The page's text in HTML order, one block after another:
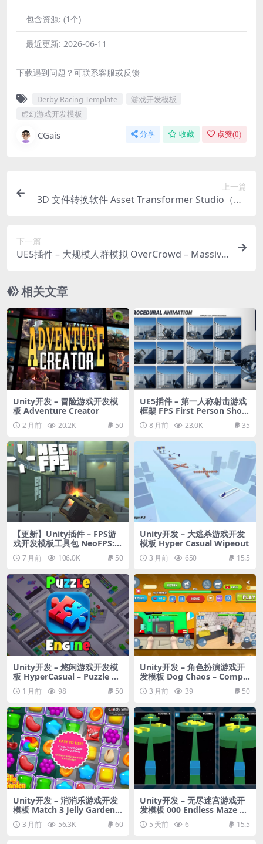
包含资源: (1个)
最近更新: 2026-06-11
下载遇到问题？可联系客服或反馈
Derby Racing Template
游戏开发模板
虚幻游戏开发模板
CGais 分享 收藏 点赞(0)
上一篇
3D 文件转换软件 Asset Transformer Studio（Pix
下一篇
UE5插件 – 大规模人群模拟 OverCrowd – Massive
相关文章
Unity开发 – 冒险游戏开发模
板 Adventure Creator
2 月前 20.2K 50
UE5插件 – 第一人称射击游戏
框架 FPS First Person Shoo
ter Framework (SKG Shoot
er Framework V2)
8 月前 23.0K 35
【更新】Unity插件 – FPS游
戏开发模板工具包 NeoFPS: F
PS Controller, Template & T
oolkit
7 月前 106.0K 50
Unity开发 – 大逃杀游戏开发
模板 Hyper Casual Wipeout
3 月前 650 15.5
Unity开发 – 悠闲游戏开发模
板 HyperCasual – Puzzle Ga
me Engine
1 月前 98 50
Unity开发 – 角色扮演游戏开
发模板 Dog Chaos – Comple
te Mobile Game Template
3 月前 39 50
Unity开发 – 消消乐游戏开发
模板 Match 3 Jelly Garden K
it 3 月前 56.3K 60
Unity开发 – 无尽迷宫游戏开
发模板 000 Endless Maze –
Complete Project Template
5 天前 6 15.5